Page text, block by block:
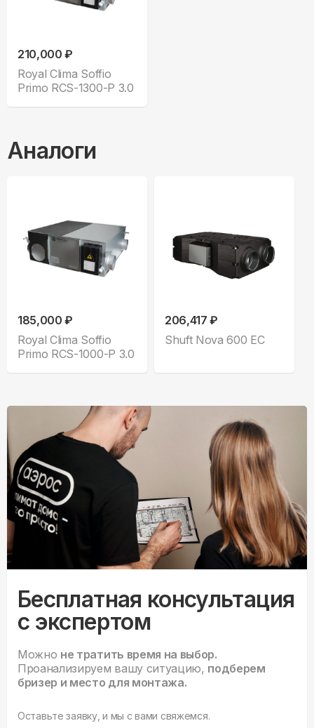
210,000 ₽
Royal Clima Soffio
Primo RCS-1300-P 3.0
Аналоги
185,000 ₽
Royal Clima Soffio
Primo RCS-1000-P 3.0
206,417 ₽
Shuft Nova 600 EC
Бесплатная консультация
с экспертом
Можно не тратить время на выбор.
Проанализируем вашу ситуацию, подберем
бризер и место для монтажа.
Оставьте заявку, и мы с вами свяжемся.